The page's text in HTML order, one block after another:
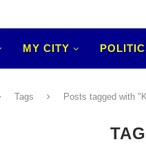
MY CITY
Tags Posts tagged with